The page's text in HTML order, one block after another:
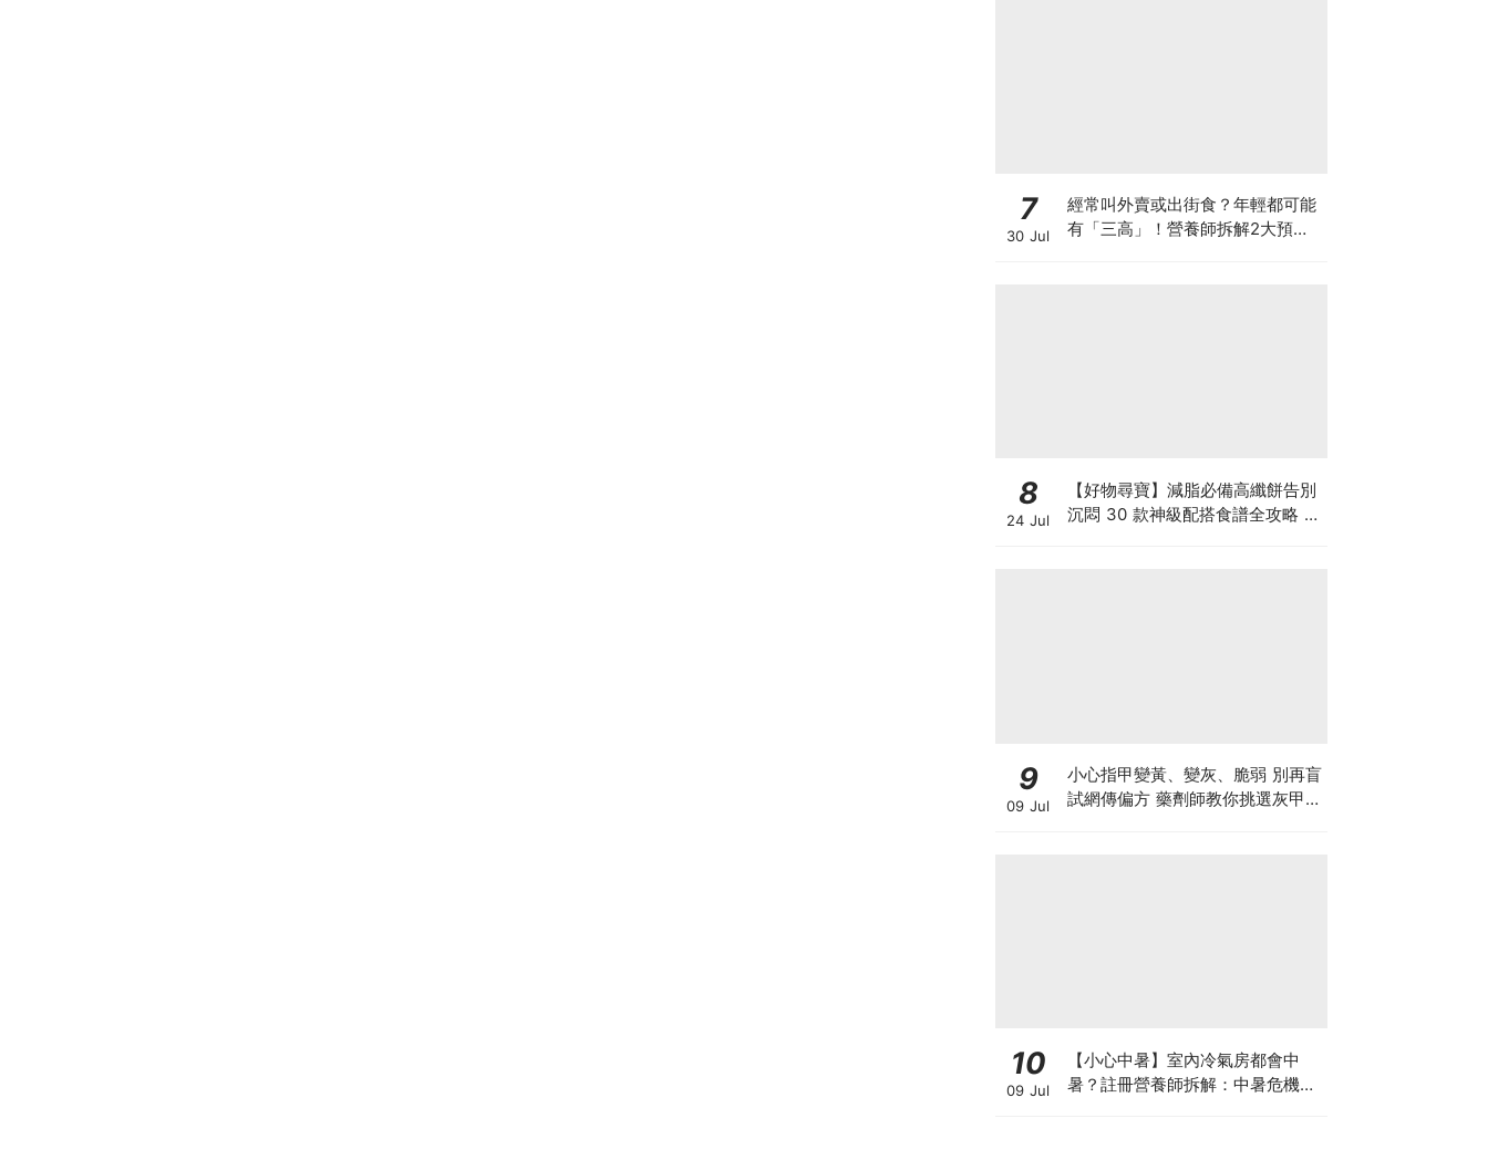
7
30 Jul
經常叫外賣或出街食？年輕都可能
有「三高」！營養師拆解2大預防
8
24 Jul
【好物尋寶】減脂必備高纖餅告別
沉悶 30 款神級配搭食譜全攻略 日
9
09 Jul
小心指甲變黃、變灰、脆弱 別再盲
試網傳偏方 藥劑師教你挑選灰甲產
10
09 Jul
【小心中暑】室內冷氣房都會中
暑？註冊營養師拆解：中暑危機及